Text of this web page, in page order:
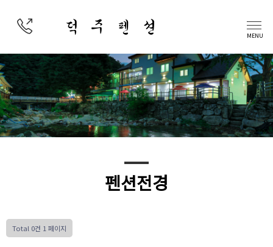
덕 주 펜 션
MENU
펜션전경
Total 0건 1 페이지